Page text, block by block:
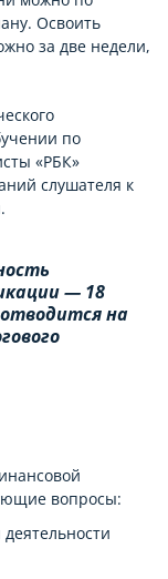
Освоить
за две недели,
по
«РБК»
слушателя к
— 18
на
вопросы: